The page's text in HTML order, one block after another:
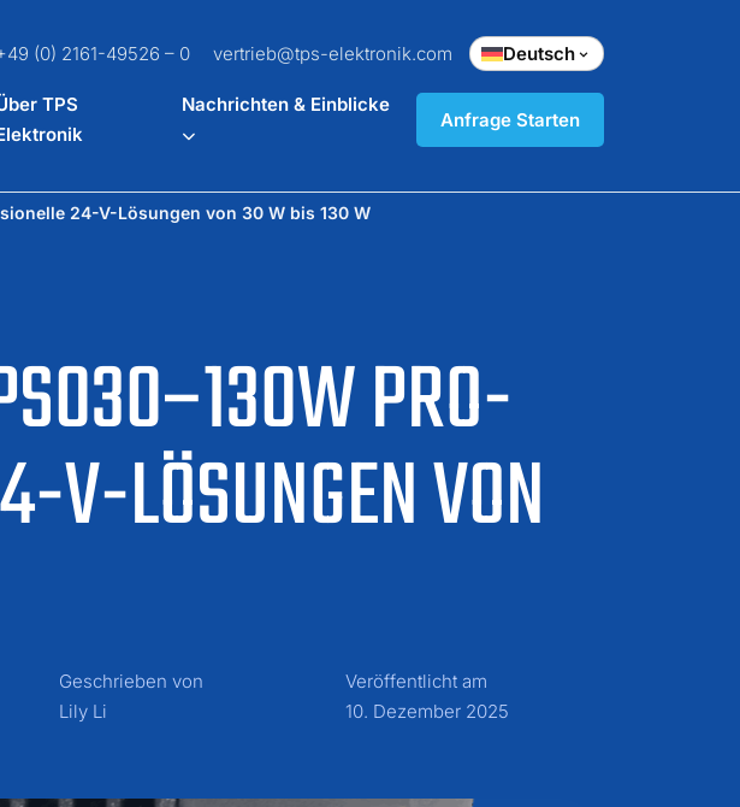
(0) 2161-49526 – 0 vertrieb@tps-elektronik.com Deutsch
TPS
Nachrichten & Einblicke
Anfrage Starten
PRO-
V-LÖSUNGEN VON
24-V-Lösungen von 30 W bis 130 W
Geschrieben von
Lily Li
Veröffentlicht am
10. Dezember 2025